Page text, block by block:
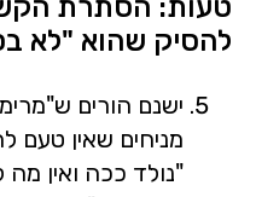
טעות: הסתרת
להסיק שהוא "לא
ישנם הורים
מניחים שאין טעם
"נולד ככה ואין מה